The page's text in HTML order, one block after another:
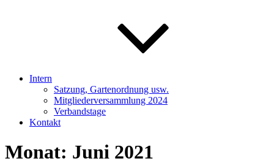
Intern
Satzung, Gartenordnung usw.
Mitgliederversammlung 2024
Verbandstage
Kontakt
Monat: Juni 2021